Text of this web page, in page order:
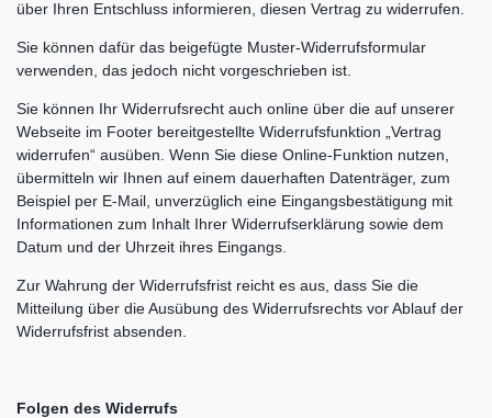
über Ihren Entschluss informieren, diesen Vertrag zu widerrufen.
Sie können dafür das beigefügte Muster-Widerrufsformular
verwenden, das jedoch nicht vorgeschrieben ist.
Sie können Ihr Widerrufsrecht auch online über die auf unserer
Webseite im Footer bereitgestellte Widerrufsfunktion „Vertrag
widerrufen“ ausüben. Wenn Sie diese Online-Funktion nutzen,
übermitteln wir Ihnen auf einem dauerhaften Datenträger, zum
Beispiel per E-Mail, unverzüglich eine Eingangsbestätigung mit
Informationen zum Inhalt Ihrer Widerrufserklärung sowie dem
Datum und der Uhrzeit ihres Eingangs.
Zur Wahrung der Widerrufsfrist reicht es aus, dass Sie die
Mitteilung über die Ausübung des Widerrufsrechts vor Ablauf der
Widerrufsfrist absenden.
Folgen des Widerrufs